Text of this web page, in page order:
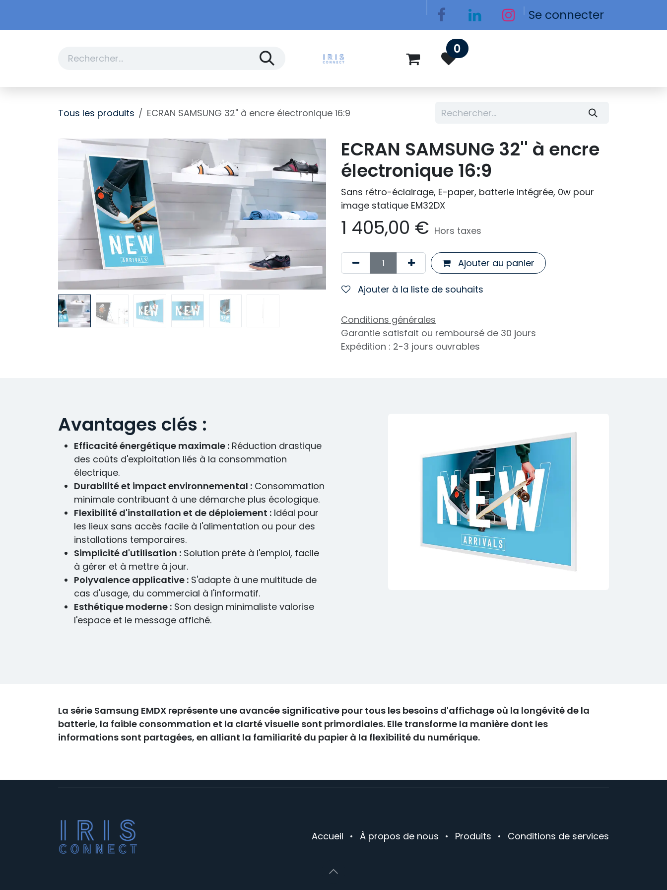
Se connecter
0
Tous les produits ECRAN SAMSUNG 32'' à encre électronique 16:9
ECRAN SAMSUNG 32'' à encre
électronique 16:9
Sans rétro-éclairage, E-paper, batterie intégrée, 0w pour
image statique EM32DX
1 405,00 € Hors taxes
Ajouter au panier
Ajouter à la liste de souhaits
Conditions générales
Garantie satisfait ou remboursé de 30 jours
Expédition : 2-3 jours ouvrables
Avantages clés :
Efficacité énergétique maximale : Réduction drastique
des coûts d'exploitation liés à la consommation
électrique.
Durabilité et impact environnemental : Consommation
minimale contribuant à une démarche plus écologique.
Flexibilité d'installation et de déploiement : Idéal pour
les lieux sans accès facile à l'alimentation ou pour des
installations temporaires.
Simplicité d'utilisation : Solution prête à l'emploi, facile
à gérer et à mettre à jour.
Polyvalence applicative : S'adapte à une multitude de
cas d'usage, du commercial à l'informatif.
Esthétique moderne : Son design minimaliste valorise
l'espace et le message affiché.
La série Samsung EMDX représente une avancée significative pour tous les besoins d'affichage où la longévité de la
batterie, la faible consommation et la clarté visuelle sont primordiales. Elle transforme la manière dont les
informations sont partagées, en alliant la familiarité du papier à la flexibilité du numérique.
Accueil • À propos de nous • Produits • Conditions de services